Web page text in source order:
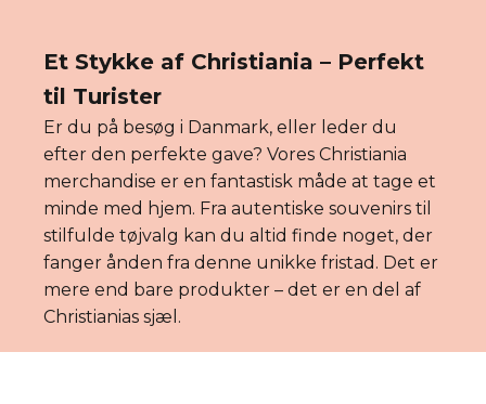
Et Stykke af Christiania – Perfekt
til Turister
Er du på besøg i Danmark, eller leder du
efter den perfekte gave? Vores Christiania
merchandise er en fantastisk måde at tage et
minde med hjem. Fra autentiske souvenirs til
stilfulde tøjvalg kan du altid finde noget, der
fanger ånden fra denne unikke fristad. Det er
mere end bare produkter – det er en del af
Christianias sjæl.